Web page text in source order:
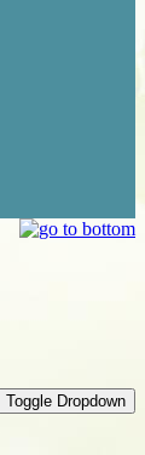
Toggle Dropdown